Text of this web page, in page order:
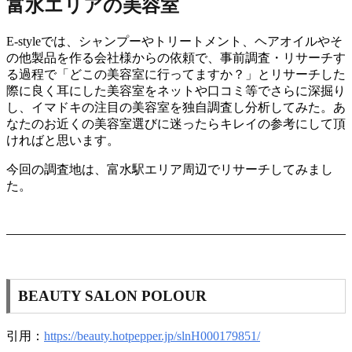
富水エリアの美容室
E-styleでは、シャンプーやトリートメント、ヘアオイルやそ
の他製品を作る会社様からの依頼で、事前調査・リサーチす
る過程で「どこの美容室に行ってますか？」とリサーチした
際に良く耳にした美容室をネットや口コミ等でさらに深掘り
し、イマドキの注目の美容室を独自調査し分析してみた。あ
なたのお近くの美容室選びに迷ったらキレイの参考にして頂
ければと思います。
今回の調査地は、富水駅エリア周辺でリサーチしてみまし
た。
BEAUTY SALON POLOUR
引用： https://beauty.hotpepper.jp/slnH000179851/